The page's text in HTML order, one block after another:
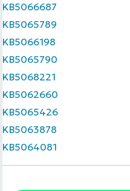
KB5066687
KB5065789
KB5066198
KB5065790
KB5068221
KB5062660
KB5065426
KB5063878
KB5064081